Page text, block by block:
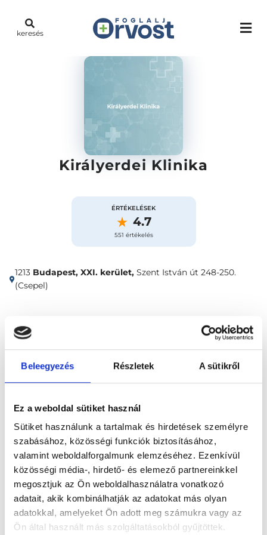
Beleegyezés Részletek A sütikről
Ez a weboldal sütiket használ
Sütiket használunk a tartalmak és hirdetések személyre
szabásához, közösségi funkciók biztosításához,
valamint weboldalforgalmunk elemzéséhez. Ezenkívül
közösségi média-, hirdető- és elemező partnereinkkel
megosztjuk az Ön weboldalhasználatra vonatkozó
adatait, akik kombinálhatják az adatokat más olyan
adatokkal, amelyeket Ön adott meg számukra vagy az
Ön által használt más szolgáltatásokból gyűjtöttek.
keresés
Királyerdei Klinika
ÉRTÉKELÉSEK
4.7
551 értékelés
1213 Budapest, XXI. kerület, Szent István út 248-250.
(Csepel)
Vélemények
Foglalj időpontot
Fül-Orr-Gégészet
Főoldal Klinikák
Bőrgyógyász, Budapest, XXI. kerület